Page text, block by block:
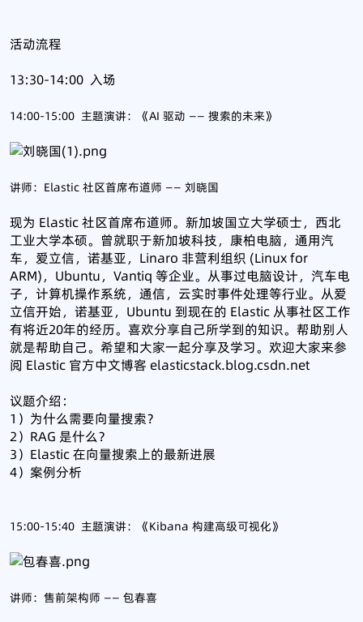
活动流程
13:30-14:00 入场
14:00-15:00 主题演讲：《AI 驱动 —— 搜索的未来》
讲师：Elastic 社区首席布道师 —— 刘晓国
现为 Elastic 社区首席布道师。新加坡国立大学硕士，西北
工业大学本硕。曾就职于新加坡科技，康柏电脑，通用汽
车，爱立信，诺基亚，Linaro 非营利组织 (Linux for
ARM)，Ubuntu，Vantiq 等企业。从事过电脑设计，汽车电
子，计算机操作系统，通信，云实时事件处理等行业。从爱
立信开始，诺基亚，Ubuntu 到现在的 Elastic 从事社区工作
有将近20年的经历。喜欢分享自己所学到的知识。帮助别人
就是帮助自己。希望和大家一起分享及学习。欢迎大家来参
阅 Elastic 官方中文博客 elasticstack.blog.csdn.net
议题介绍：
1）为什么需要向量搜索？
2）RAG 是什么？
3）Elastic 在向量搜索上的最新进展
4）案例分析
15:00-15:40 主题演讲：《Kibana 构建高级可视化》
讲师：售前架构师 —— 包春喜